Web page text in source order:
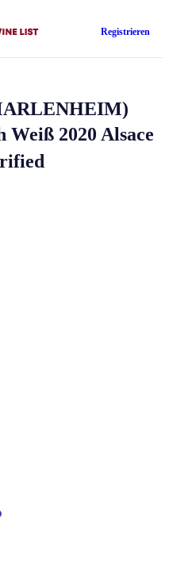
Registrieren
Weiß 2020 Alsace